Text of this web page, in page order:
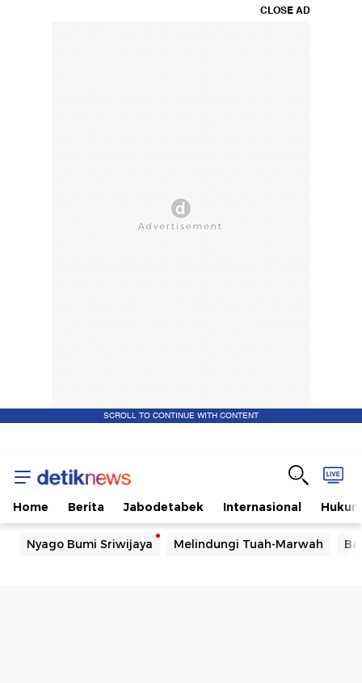
CLOSE AD
SCROLL TO CONTINUE WITH CONTENT
Home Berita Jabodetabek Internasional Hukum
Nyago Bumi Sriwijaya Melindungi Tuah-Marwah